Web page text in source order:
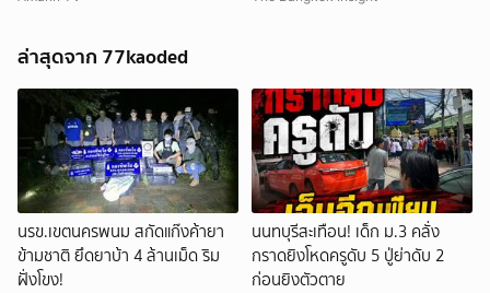
ล่าสุดจาก 77kaoded
นรข.เขตนครพนม สกัดแก๊งค้ายา
ข้ามชาติ ยึดยาบ้า 4 ล้านเม็ด ริม
ฝั่งโขง!
นนทบุรีสะเทือน! เด็ก ม.3 คลั่ง
กราดยิงโหดครูดับ 5 ปู่ย่าดับ 2
ก่อนยิงตัวตาย